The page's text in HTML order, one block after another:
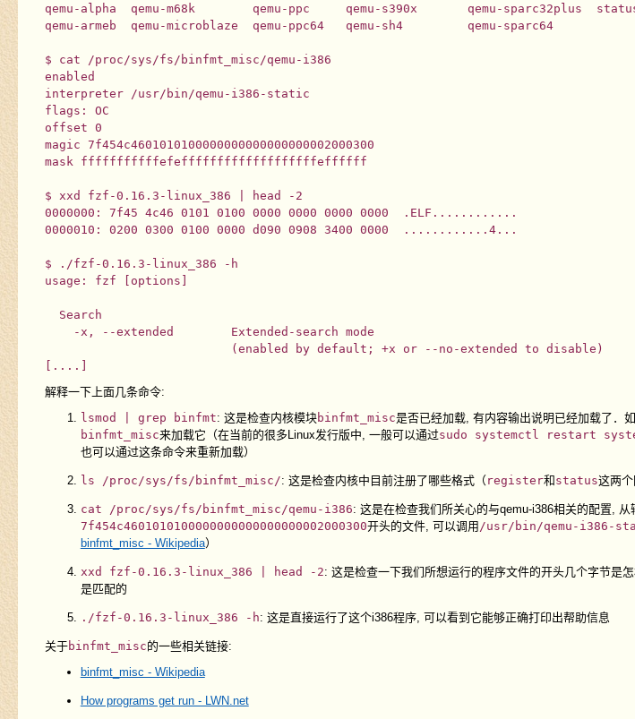
qemu-alpha  qemu-m68k        qemu-ppc     qemu-s390x       qemu-sparc32plus
qemu-armeb  qemu-microblaze  qemu-ppc64   qemu-sh4         qemu-sparc64
$ cat /proc/sys/fs/binfmt_misc/qemu-i386
enabled
interpreter /usr/bin/qemu-i386-static
flags: OC
offset 0
magic 7f454c4601010100000000000000000002000300
mask fffffffffffefefffffffffffffffffffeffffff
$ xxd fzf-0.16.3-linux_386 | head -2
0000000: 7f45 4c46 0101 0100 0000 0000 0000 0000  .ELF............
0000010: 0200 0300 0100 0000 d090 0908 3400 0000  ............4...
$ ./fzf-0.16.3-linux_386 -h
usage: fzf [options]
解释一下上面几条命令:
lsmod | grep binfmt: 这是检查内核模块binfmt_misc是否已经加载, 有内容输出说明已经加载了．
binfmt_misc来加载它（在当前的很多Linux发行版中, 一般可以通过sudo systemctl restart
也可以通过这条命令来重新加载）
ls /proc/sys/fs/binfmt_misc/: 这是检查内核中目前注册了哪些格式（ register和 status这两个
cat /proc/sys/fs/binfmt_misc/qemu-i386: 这是在检查我们所关心的与qemu-i386相关的配置,
7f454c4601010100000000000000000002000300开头的文件, 可以调用 /usr/bin/qemu-i386-
binfmt_misc - Wikipedia）
xxd fzf-0.16.3-linux_386 | head -2: 这是检查一下我们所想运行的程序文件的开头几个字节是
是匹配的
./fzf-0.16.3-linux_386 -h: 这是直接运行了这个i386程序, 可以看到它能够正确打印出帮助信息
关于binfmt_misc的一些相关链接:
binfmt_misc - Wikipedia
How programs get run - LWN.net